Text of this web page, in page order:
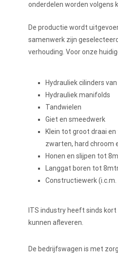
onderdelen worden volgens
De productie wordt
samenwerk zijn
verhouding. Voor onze
Hydrauliek cilinders
Hydrauliek manifolds
Tandwielen
Giet en smeedwerk
Klein tot groot draai
zwarten, hard chroom
Honen en slijpen tot
Langgat boren tot
Constructiewerk
ITS industry heeft sinds
kunnen afleveren.
De bedrijfswagen is met